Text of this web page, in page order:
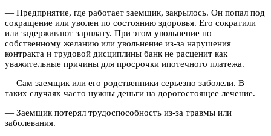
— Предприятие, где работает заемщик, закрылось. Он попал под
сокращение или уволен по состоянию здоровья. Его сократили
или задерживают зарплату. При этом увольнение по
собственному желанию или увольнение из-за нарушения
контракта и трудовой дисциплины банк не расценит как
уважительные причины для просрочки ипотечного платежа.
— Сам заемщик или его родственники серьезно заболели. В
таких случаях часто нужны деньги на дорогостоящее лечение.
— Заемщик потерял трудоспособность из-за травмы или
заболевания.